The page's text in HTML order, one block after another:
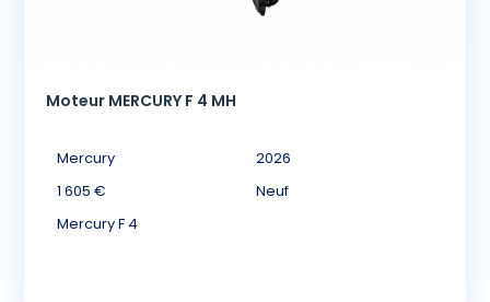
Moteur MERCURY F 4 MH
Mercury
2026
1 605 €
Neuf
Mercury F 4